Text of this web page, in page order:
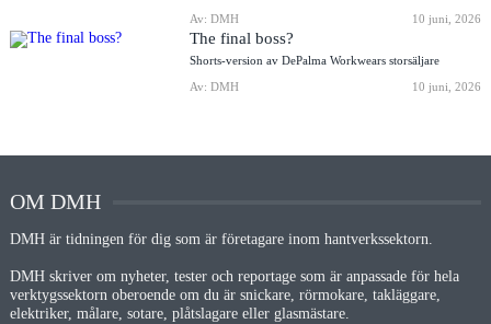
Av: DMH
10 juni, 2026
The final boss?
Shorts-version av DePalma Workwears storsäljare
Av: DMH
10 juni, 2026
OM DMH
DMH är tidningen för dig som är företagare inom hantverkssektorn.
DMH skriver om nyheter, tester och reportage som är anpassade för hela
verktygssektorn oberoende om du är snickare, rörmokare, takläggare,
elektriker, målare, sotare, plåtslagare eller glasmästare.